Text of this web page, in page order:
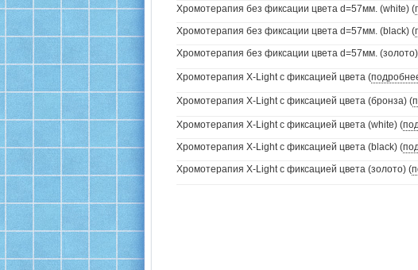
Хромотерапия без фиксации цвета d=57мм. (white) (
Хромотерапия без фиксации цвета d=57мм. (black) (
Хромотерапия без фиксации цвета d=57мм.
Хромотерапия X-Light с фиксацией цвета (
Хромотерапия X-Light с фиксацией цвета (бронза) (
Хромотерапия X-Light с фиксацией цвета (white) (
Хромотерапия X-Light с фиксацией цвета (black) (
Хромотерапия X-Light с фиксацией цвета (золото) (